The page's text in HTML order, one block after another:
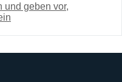
und geben vor,